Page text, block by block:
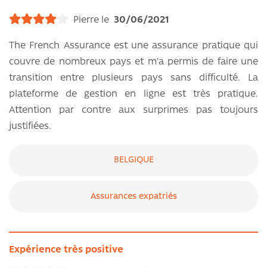
Pierre le 30/06/2021
The French Assurance est une assurance pratique qui
couvre de nombreux pays et m'a permis de faire une
transition entre plusieurs pays sans difficulté. La
plateforme de gestion en ligne est très pratique.
Attention par contre aux surprimes pas toujours
justifiées.
BELGIQUE
Assurances expatriés
Expérience très positive